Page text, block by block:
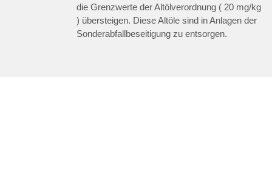
die Grenzwerte der Altölverordnung ( 20 mg/kg
) übersteigen. Diese Altöle sind in Anlagen der
Sonderabfallbeseitigung zu entsorgen.